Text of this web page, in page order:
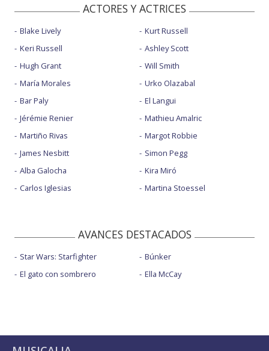
ACTORES Y ACTRICES
Blake Lively
Keri Russell
Hugh Grant
María Morales
Bar Paly
Jérémie Renier
Martiño Rivas
James Nesbitt
Alba Galocha
Carlos Iglesias
Kurt Russell
Ashley Scott
Will Smith
Urko Olazabal
El Langui
Mathieu Amalric
Margot Robbie
Simon Pegg
Kira Miró
Martina Stoessel
AVANCES DESTACADOS
Star Wars: Starfighter
El gato con sombrero
Búnker
Ella McCay